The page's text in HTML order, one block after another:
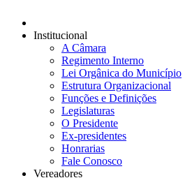
Institucional
A Câmara
Regimento Interno
Lei Orgânica do Município
Estrutura Organizacional
Funções e Definições
Legislaturas
O Presidente
Ex-presidentes
Honrarias
Fale Conosco
Vereadores